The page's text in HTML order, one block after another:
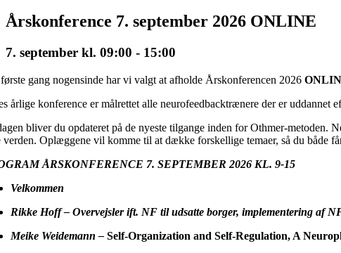
Årskonference 7. september 2026 ONLINE
7. september kl. 09:00 - 15:00
gang nogensinde har vi valgt at afholde Årskonferencen 2026
årlige konference er målrettet alle neurofeedbacktrænere der er
bliver du opdateret på de nyeste tilgange inden for Othmer-
verden. Oplæggene vil komme til at dække forskellige temaer, så du både
ÅRSKONFERENCE 7. SEPTEMBER 2026 KL. 9-15
Velkommen
Rikke Hoff – Overvejsler ift. NF til udsatte borger, implementering af
Meike Weidemann – Self-Organization and Self-Regulation, A